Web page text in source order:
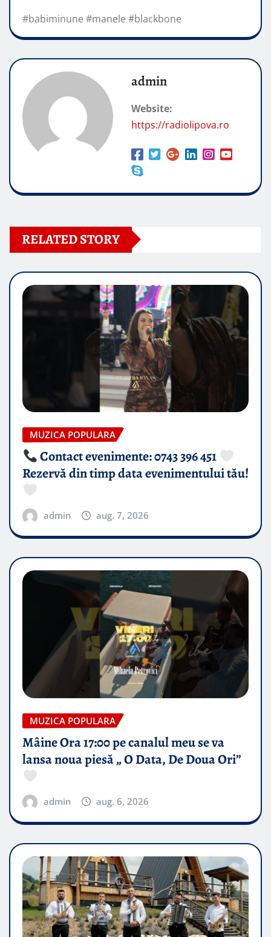
#babiminune #manele #blackbone
admin
Website:
https://radiolipova.ro
RELATED STORY
MUZICA POPULARA
Contact evenimente: 0743 396 451
Rezervă din timp data evenimentului tău!
admin aug. 7, 2026
MUZICA POPULARA
Mâine Ora 17:00 pe canalul meu se va
lansa noua piesă „ O Data, De Doua Ori”
admin aug. 6, 2026